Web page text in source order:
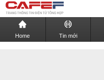
Home Tin mới